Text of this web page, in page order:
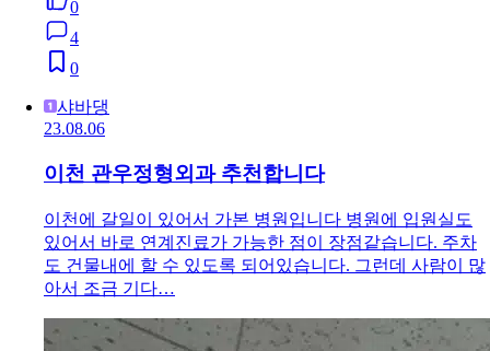
0
4
0
샤바댕
23.08.06
이천 관우정형외과 추천합니다
이천에 갈일이 있어서 가본 병원입니다 병원에 입원실도
있어서 바로 연계진료가 가능한 점이 장점같습니다. 주차
도 건물내에 할 수 있도록 되어있습니다. 그런데 사람이 많
아서 조금 기다…